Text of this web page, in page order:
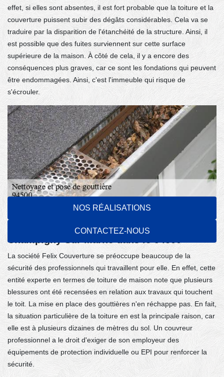
NOS RÉALISATIONS
CONTACTEZ-NOUS
effet, si elles sont absentes, il est fort probable que la toiture et la
couverture puissent subir des dégâts considérables. Cela va se
traduire par la disparition de l'étanchéité de la structure. Ainsi, il
est possible que des fuites surviennent sur cette surface
supérieure de la maison. À côté de cela, il y a encore des
conséquences plus graves, car ce sont les fondations qui peuvent
être endommagées. Ainsi, c'est l'immeuble qui risque de
s'écrouler.
L'installation des gouttières et la quiétude
des professionnels dans la ville de
Champigny Sur Marne dans le 94500
La société Felix Couverture se préoccupe beaucoup de la
sécurité des professionnels qui travaillent pour elle. En effet, cette
entité experte en termes de toiture de maison note que plusieurs
blessures ont été recensées en relation aux travaux qui touchent
le toit. La mise en place des gouttières n'en réchappe pas. En fait,
la situation particulière de la toiture en est la principale raison, car
elle est à plusieurs dizaines de mètres du sol. Un couvreur
professionnel a le droit d'exiger de son employeur des
équipements de protection individuelle ou EPI pour renforcer la
sécurité.